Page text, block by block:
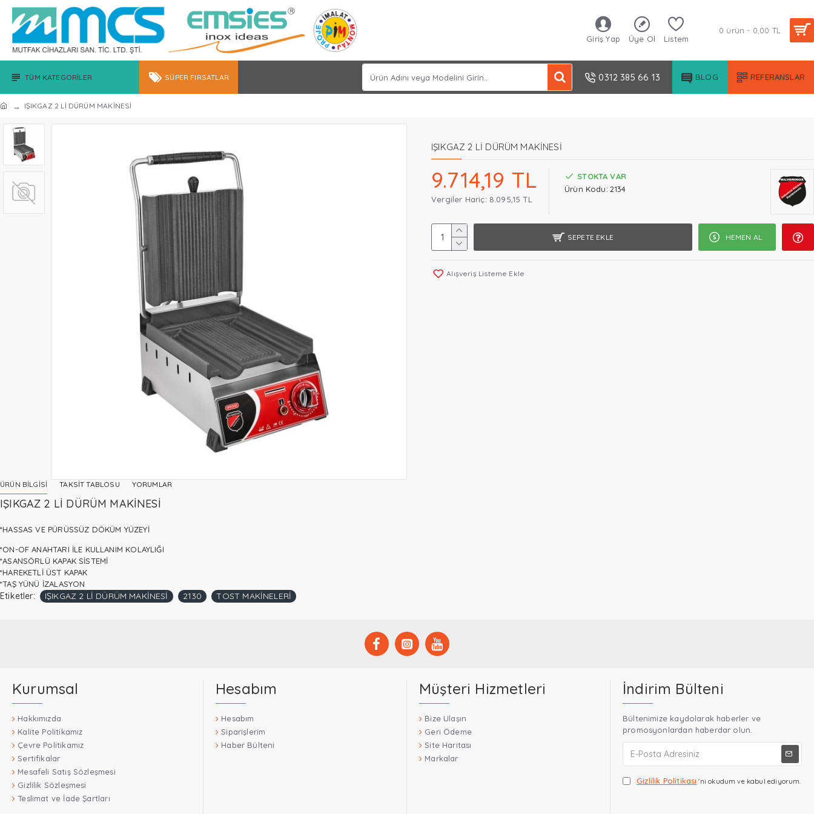
Giriş Yap Üye Ol Listem
0 ürün - 0,00 TL
TÜM KATEGORILER SÜPER FIRSATLAR 0312 385 66 13 BLOG REFERANSLAR
IŞIKGAZ 2 Lİ DÜRÜM MAKİNESİ
IŞIKGAZ 2 Lİ DÜRÜM MAKİNESİ
9.714,19 TL
Vergiler Hariç: 8.095,15 TL
STOKTA VAR
Ürün Kodu: 2134
SEPETE EKLE HEMEN AL
Alışveriş Listeme Ekle
ÜRÜN BILGISI TAKSIT TABLOSU YORUMLAR
IŞIKGAZ 2 Lİ DÜRÜM MAKİNESİ
*HASSAS VE PÜRÜSSÜZ DÖKÜM YÜZEYİ
*ON-OF ANAHTARI İLE KULLANIM KOLAYLIĞI
*ASANSÖRLÜ KAPAK SİSTEMİ
*HAREKETLİ ÜST KAPAK
*TAŞ YÜNÜ İZALASYON
Etiketler: IŞIKGAZ 2 Lİ DÜRÜM MAKİNESİ 2130 TOST MAKİNELERİ
Kurumsal
Hakkımızda
Kalite Politikamız
Çevre Politikamız
Sertifikalar
Mesafeli Satış Sözleşmesi
Gizlilik Sözleşmesi
Teslimat ve İade Şartları
Hesabım
Hesabım
Siparişlerim
Haber Bülteni
Müşteri Hizmetleri
Bize Ulaşın
Geri Ödeme
Site Haritası
Markalar
İndirim Bülteni
Bültenimize kaydolarak haberler ve
promosyonlardan haberdar olun.
Gizlilik Politikası 'ni okudum ve kabul ediyorum.